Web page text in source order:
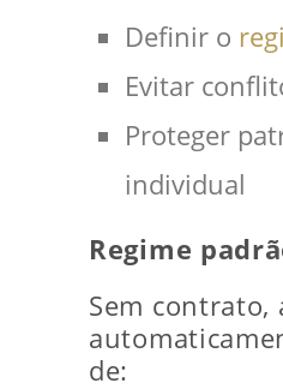
Definir o
Evitar
Proteger
individual
Regime
Sem contrato,
de: